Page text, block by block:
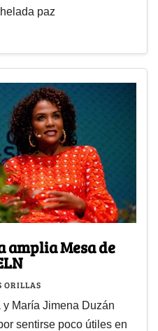
paz
amplia Mesa de
ORILLAS
María Jimena Duzán
sentirse poco útiles en